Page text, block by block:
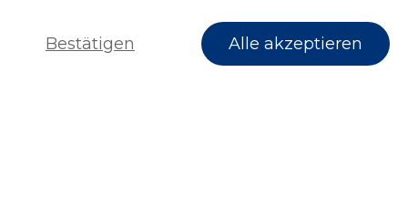
Impressum
Bestätigen Alle akzeptieren